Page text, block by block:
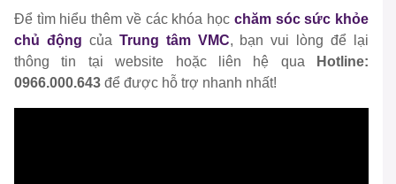
Để tìm hiểu thêm về các khóa học chăm sóc sức khỏe
chủ động của Trung tâm VMC, bạn vui lòng để lại
thông tin tại website hoặc liên hệ qua
Hotline:
0966.000.643 để được hỗ trợ nhanh nhất!